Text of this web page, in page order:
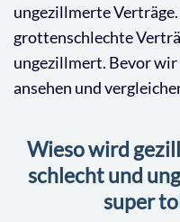
ungezillmerte Verträge.
grottenschlechte
ungezillmert. Bevor
ansehen und
Wieso wird
schlecht und
super